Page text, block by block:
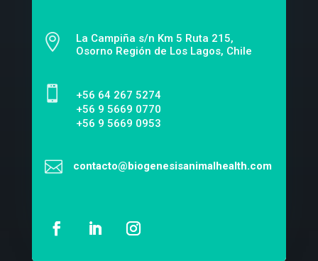

La Campiña s/n Km 5 Ruta 215,
Osorno Región de Los Lagos, Chile

‎+56 64 267 5274
+56 9 5669 0770
+56 9 5669 0953
 contacto@biogenesisanimalhealth.com